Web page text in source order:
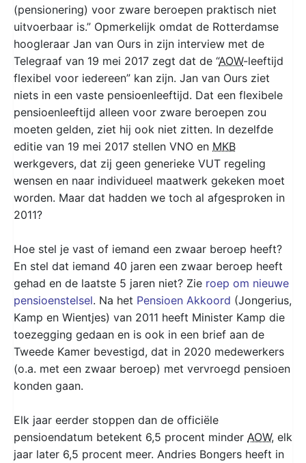
(pensionering) voor zware beroepen praktisch niet
uitvoerbaar is.” Opmerkelijk omdat de Rotterdamse
hoogleraar Jan van Ours in zijn interview met de
Telegraaf van 19 mei 2017 zegt dat de “AOW-leeftijd
flexibel voor iedereen” kan zijn. Jan van Ours ziet
niets in een vaste pensioenleeftijd. Dat een flexibele
pensioenleeftijd alleen voor zware beroepen zou
moeten gelden, ziet hij ook niet zitten. In dezelfde
editie van 19 mei 2017 stellen VNO en MKB
werkgevers, dat zij geen generieke VUT regeling
wensen en naar individueel maatwerk gekeken moet
worden. Maar dat hadden we toch al afgesproken in
2011?
Hoe stel je vast of iemand een zwaar beroep heeft?
En stel dat iemand 40 jaren een zwaar beroep heeft
gehad en de laatste 5 jaren niet? Zie roep om nieuwe
pensioenstelsel. Na het Pensioen Akkoord (Jongerius,
Kamp en Wientjes) van 2011 heeft Minister Kamp die
toezegging gedaan en is ook in een brief aan de
Tweede Kamer bevestigd, dat in 2020 medewerkers
(o.a. met een zwaar beroep) met vervroegd pensioen
konden gaan.
Elk jaar eerder stoppen dan de officiële
pensioendatum betekent 6,5 procent minder AOW, elk
jaar later 6,5 procent meer. Andries Bongers heeft in